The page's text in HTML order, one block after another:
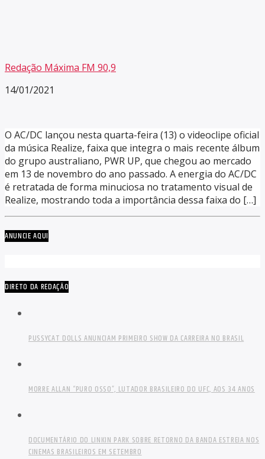
Redação Máxima FM 90,9
14/01/2021
O AC/DC lançou nesta quarta-feira (13) o videoclipe oficial
da música Realize, faixa que integra o mais recente álbum
do grupo australiano, PWR UP, que chegou ao mercado
em 13 de novembro do ano passado. A energia do AC/DC
é retratada de forma minuciosa no tratamento visual de
Realize, mostrando toda a importância dessa faixa do […]
ANUNCIE AQUI
DIRETO DA REDAÇÃO
PUSSYCAT DOLLS ANUNCIAM PRIMEIRO SHOW DA CARREIRA NO BRASIL
MORRE ALLAN “PURO OSSO”, LUTADOR BRASILEIRO DO UFC, AOS 34 ANOS
DOCUMENTÁRIO DO LINKIN PARK SOBRE RETORNO DA BANDA ESTREIA NOS
CINEMAS BRASILEIROS EM SETEMBRO